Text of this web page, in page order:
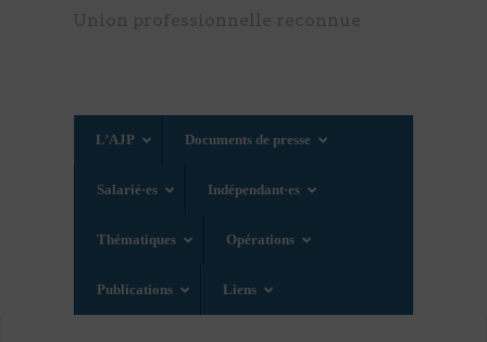
L’AJP Documents de presse
Salarié·es Indépendant·es
Thématiques Opérations
Publications Liens